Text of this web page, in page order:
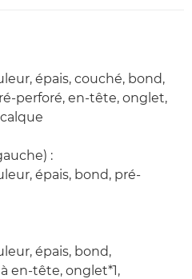
épais, couché, bond,
perforé, en-tête, onglet,
:
épais, bond, pré-
épais, bond,
en-tête, onglet*1,